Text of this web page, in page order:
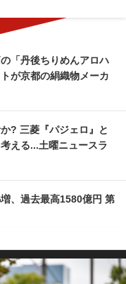
「丹後ちりめんアロハ
が京都の絹織物メーカ
? 三菱『パジェロ』と
える...土曜ニュースラ
、過去最高1580億円 第